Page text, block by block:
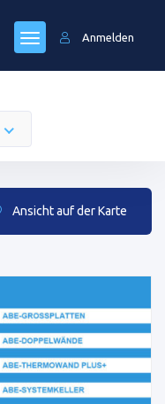
Anmelden
Ansicht auf der Karte